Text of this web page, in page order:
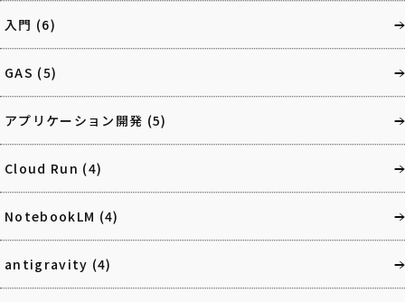
入門 (6)
GAS (5)
アプリケーション開発 (5)
Cloud Run (4)
NotebookLM (4)
antigravity (4)